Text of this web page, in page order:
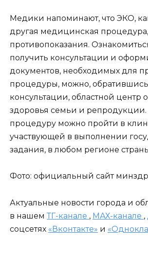
Медики напоминают, что ЭКО,
другая медицинская
противопоказания.
получить консультации и
документов, необходимых для
процедуры, можно,
консультации, областной центр
здоровья семьи и
процедуру можно пройти в
участвующей в выполнении
задания, в любом регионе
Фото: официальный сайт
Актуальные новости города и
в нашем ТГ-канале , МАХ-канале ,
соцсетях «Вконтакте» и